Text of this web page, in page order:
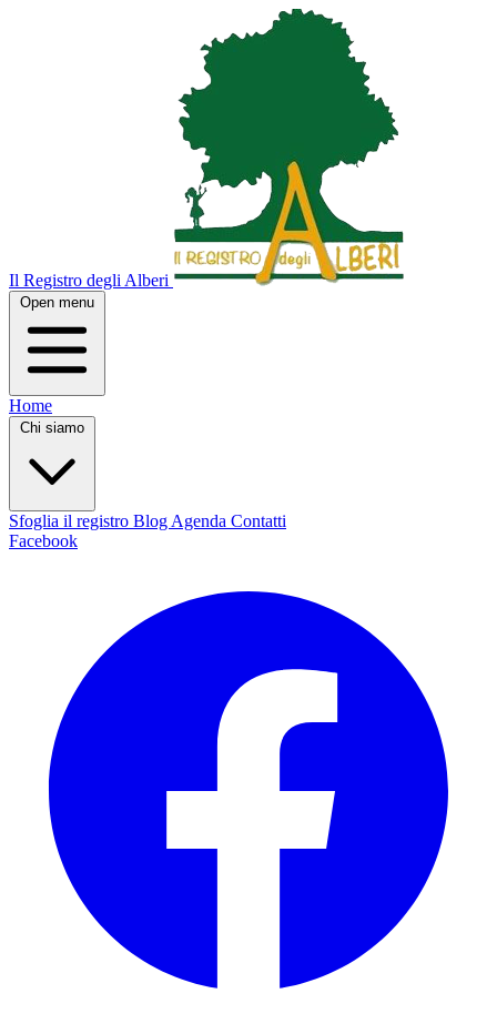
Il Registro degli Alberi
Open menu
Home
Chi siamo
Sfoglia il registro Blog Agenda Contatti
Facebook